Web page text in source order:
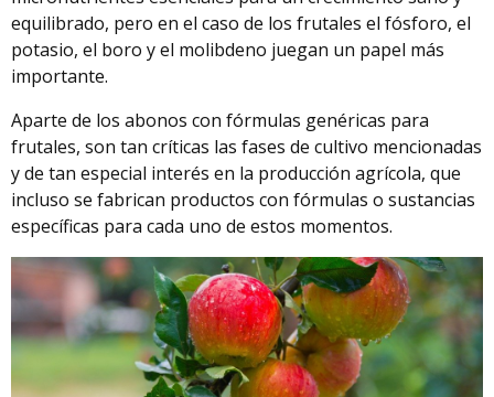
equilibrado, pero en el caso de los frutales el fósforo, el
potasio, el boro y el molibdeno juegan un papel más
importante.
Aparte de los abonos con fórmulas genéricas para
frutales, son tan críticas las fases de cultivo mencionadas
y de tan especial interés en la producción agrícola, que
incluso se fabrican productos con fórmulas o sustancias
específicas para cada uno de estos momentos.